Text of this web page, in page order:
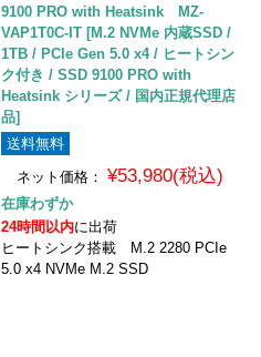
9100 PRO with Heatsink MZ-
VAP1T0C-IT [M.2 NVMe 内蔵SSD /
1TB / PCIe Gen 5.0 x4 / ヒートシン
ク付き / SSD 9100 PRO with
Heatsink シリーズ / 国内正規代理店
品]
送料無料
ネット価格：
¥53,980(税込)
在庫わずか
24時間以内に出荷
ヒートシンク搭載 M.2 2280 PCIe
5.0 x4 NVMe M.2 SSD